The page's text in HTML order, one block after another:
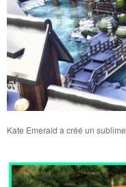
Kate Emerald a créé un sublime